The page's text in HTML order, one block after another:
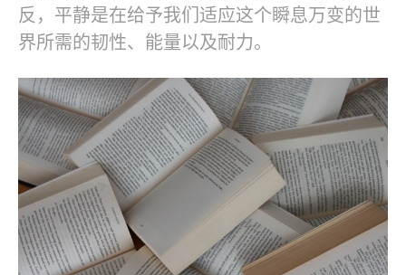
反，平静是在给予我们适应这个瞬息万变的世
界所需的韧性、能量以及耐力。